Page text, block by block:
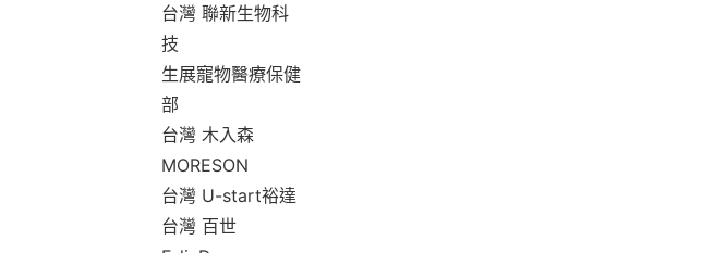
台灣 聯新生物科
技
生展寵物醫療保健
部
台灣 木入森
MORESON
台灣 U-start裕達
台灣 百世